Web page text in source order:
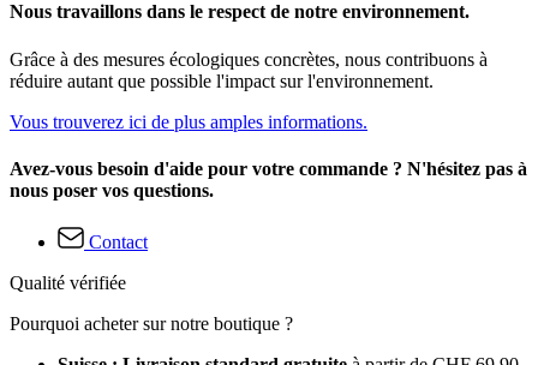
Nous travaillons dans le respect de notre environnement.
Grâce à des mesures écologiques concrètes, nous contribuons à
réduire autant que possible l'impact sur l'environnement.
Vous trouverez ici de plus amples informations.
Avez-vous besoin d'aide pour votre commande ? N'hésitez pas à
nous poser vos questions.
Contact
Qualité vérifiée
Pourquoi acheter sur notre boutique ?